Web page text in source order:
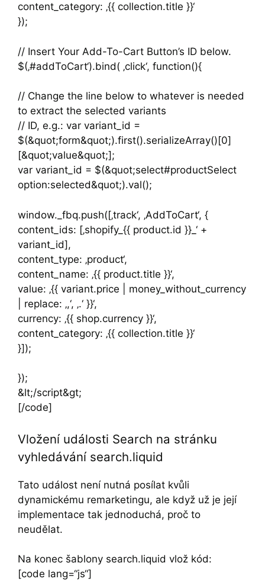
content_category: ‚{{ collection.title }}‘
});
// Insert Your Add-To-Cart Button’s ID below.
$(‚#addToCart‘).bind( ‚click‘, function(){
// Change the line below to whatever is needed
to extract the selected variants
// ID, e.g.: var variant_id =
$(&quot;form&quot;).first().serializeArray()[0]
[&quot;value&quot;];
var variant_id = $(&quot;select#productSelect
option:selected&quot;).val();
window._fbq.push([‚track‘, ‚AddToCart‘, {
content_ids: [‚shopify_{{ product.id }}_‘ +
variant_id],
content_type: ‚product‘,
content_name: ‚{{ product.title }}‘,
value: ‚{{ variant.price | money_without_currency
| replace: ‚,‘, ‚.‘ }}‘,
currency: ‚{{ shop.currency }}‘,
content_category: ‚{{ collection.title }}‘
}]);
});
&lt;/script&gt;
[/code]
Vložení události Search na stránku
vyhledávání search.liquid
Tato událost není nutná posílat kvůli
dynamickému remarketingu, ale když už je její
implementace tak jednoduchá, proč to
neudělat.
Na konec šablony search.liquid vlož kód:
[code lang=“js“]